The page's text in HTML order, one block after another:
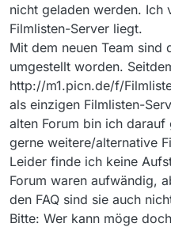
nicht geladen werden. Ich
Filmlisten-Server liegt.
Mit dem neuen Team sind
umgestellt worden.
http://m1.picn.de/f/
als einzigen Filmlisten-
alten Forum bin ich
gerne weitere/alternative
Leider finde ich keine
Forum waren aufwändig,
den FAQ sind sie auch
Bitte: Wer kann möge